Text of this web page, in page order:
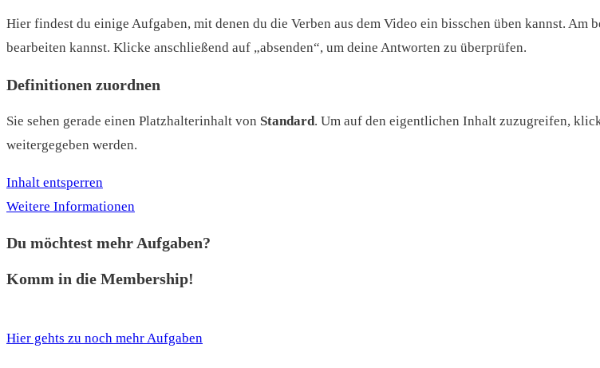
Hier findest du einige Aufgaben, mit denen du die Verben aus dem Video ein bisschen üben kannst.
bearbeiten kannst. Klicke anschließend auf „absenden“, um deine Antworten zu überprüfen.
Definitionen zuordnen
Sie sehen gerade einen Platzhalterinhalt von Standard. Um auf den eigentlichen Inhalt zuzugreifen,
weitergegeben werden.
Inhalt entsperren
Weitere Informationen
Du möchtest mehr Aufgaben?
Komm in die Membership!
Hier gehts zu noch mehr Aufgaben